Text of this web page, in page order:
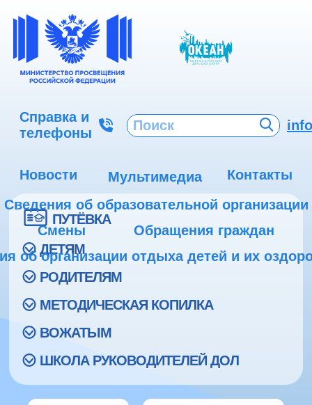
Справка и
телефоны
Новости Мультимедиа
Контакты
Сведения об образовательной организации
Смены
Обращения граждан
об организации отдыха детей и их
ПУТЁВКА
ДЕТЯМ
РОДИТЕЛЯМ
МЕТОДИЧЕСКАЯ КОПИЛКА
ВОЖАТЫМ
ШКОЛА РУКОВОДИТЕЛЕЙ ДОЛ